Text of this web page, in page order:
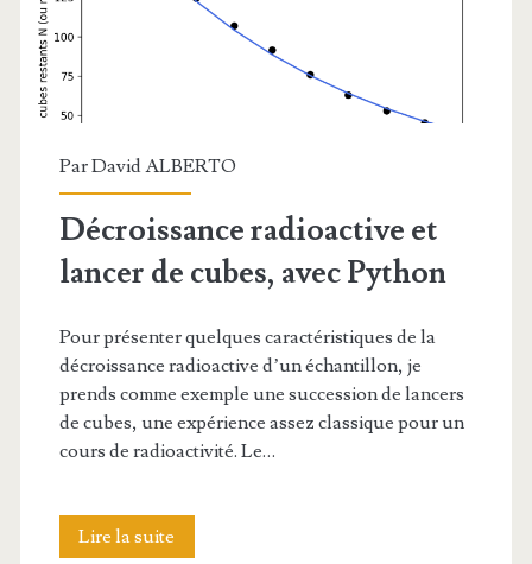
ParDavid ALBERTO
Décroissance radioactive et
lancer de cubes, avec Python
Pour présenter quelques caractéristiques de la
décroissance radioactive d’un échantillon, je
prends comme exemple une succession de lancers
de cubes, une expérience assez classique pour un
cours de radioactivité. Le…
Lire la suite